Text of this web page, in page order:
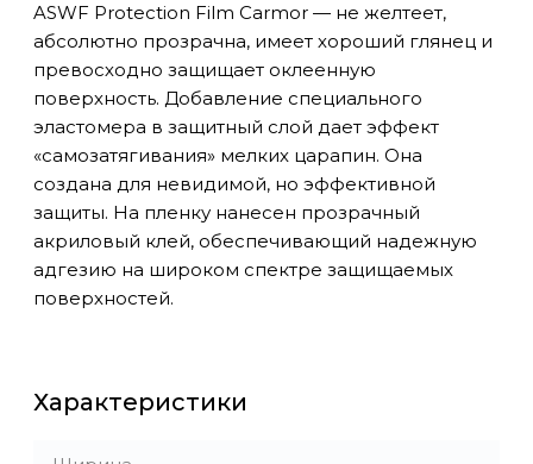
ASWF Protection Film Carmor — не желтеет,
абсолютно прозрачна, имеет хороший глянец и
превосходно защищает оклеенную
поверхность. Добавление специального
эластомера в защитный слой дает эффект
«самозатягивания» мелких царапин. Она
создана для невидимой, но эффективной
защиты. На пленку нанесен прозрачный
акриловый клей, обеспечивающий надежную
адгезию на широком спектре защищаемых
поверхностей.
Характеристики